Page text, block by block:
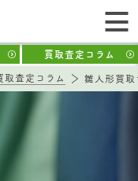
買取査定コラム
取査定コラム 雛人形買取